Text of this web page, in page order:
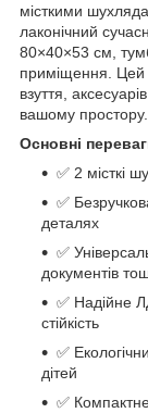
місткими
лаконічний
80×40×53 см,
приміщення. Цей
взуття,
вашому простору.
Основні
✅ 2 місткі
✅
деталях
✅
документів
✅ Надійне
стійкість
✅
дітей
✅